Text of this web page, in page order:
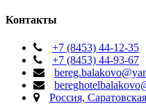
Контакты
+7 (8453) 44-12-35
+7 (8453) 44-93-67
Россия,